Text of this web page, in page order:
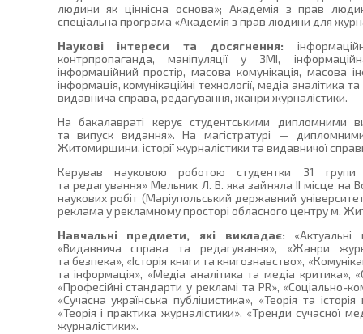
людини як ціннісна основа»; Академія з прав
спеціальна програма «Академія з прав людини для
Наукові інтереси та досягнення:
контрпропаганда, маніпуляції у ЗМІ,
інформаційний простір, масова комунікація, масова
інформація, комунікаційні технології, медіа аналітика
видавнича справа, редагування, жанри журналістики.
На бакалавраті керує студентськими дипломними
та випуск видання». На магістратурі —
Житомирщини, історії журналістики та видавничої
Керував науковою роботою студентки 31 групи
та редагування» Мельник Л. В. яка зайняла ІІ місце на
наукових робіт (Маріупольський державний
реклама у рекламному просторі обласного центру м.
Навчальні предмети, які викладає: «Актуальні
«Видавнича справа та редагування», «Жанри
та безпека», «Історія книги та книгознавство»,
та інформація», «Медіа аналітика та медіа критика»,
«Професійні стандарти у рекламі та PR», «Соціально-
«Сучасна українська публіцистика», «Теорія та
«Теорія і практика журналістики», «Тренди сучасної
журналістики».